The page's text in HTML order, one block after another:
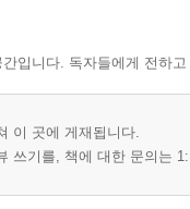
, 애니메이티드 드로잉스
곡, 편집까지, 아이바
입니다. 독자들에게 전하
이 곳에 게재됩니다.
쓰기를, 책에 대한 문의는